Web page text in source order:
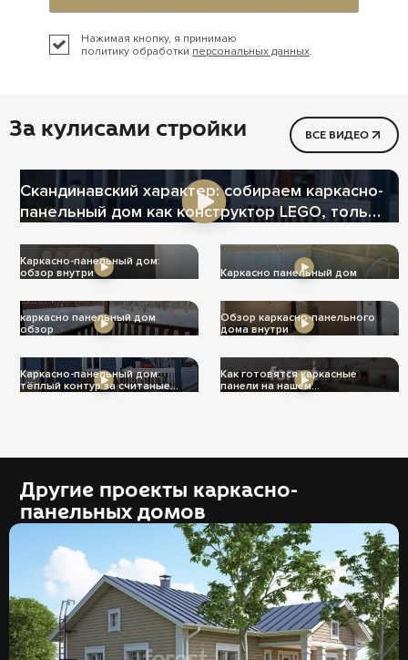
Нажимая кнопку, я принимаю
политику обработки персональных данных.
За кулисами стройки ВСЕ ВИДЕО
Скандинавский характер: собираем каркасно-
панельный дом как конструктор LEGO, только
Каркасно-панельный дом:
обзор внутри
Каркасно панельный дом
каркасно панельный дом
обзор
Обзор каркасно-панельного
дома внутри
Каркасно-панельный дом:
тёплый контур за считаные
Как готовятся каркасные
панели на нашем
Другие проекты каркасно-
панельных домов